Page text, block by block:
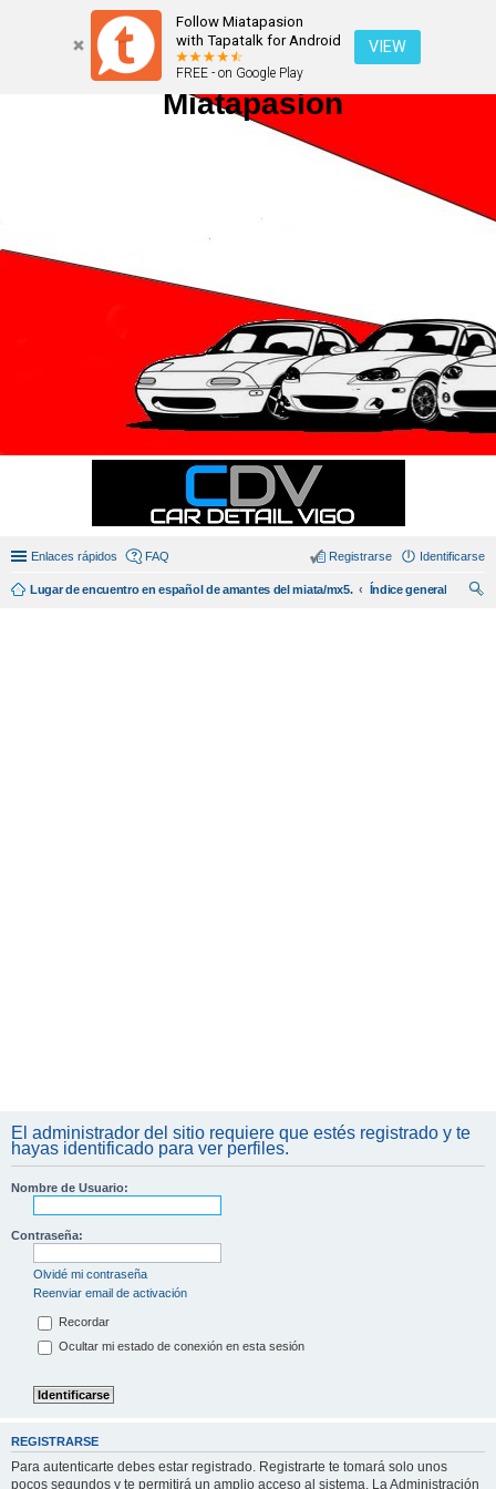
Follow Miatapasion
with Tapatalk for Android
FREE - on Google Play
VIEW
Miatapasion
Enlaces rápidos FAQ Identificarse
Registrarse
Lugar de encuentro en español de amantes del miata/mx5.
Índice general
El administrador del sitio requiere que estés registrado y te
hayas identificado para ver perfiles.
Nombre de Usuario:
Contraseña:
Olvidé mi contraseña
Reenviar email de activación
Recordar
Ocultar mi estado de conexión en esta sesión
REGISTRARSE
Para autenticarte debes estar registrado. Registrarte te tomará solo unos
pocos segundos y te permitirá un amplio acceso al sistema. La Administración